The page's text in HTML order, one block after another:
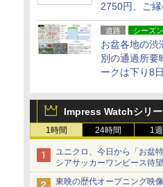
2750円、ご縁
た20周年記
道路 シーズン
お盆各地の渋
別の通過所要
ークは下り8
Impress Watchシリ
1時間 24時間 1
ユニクロ、今日から「お盆
シアサッカーワンピース待
ショーツは1990円に
東映の歴代オープニング映